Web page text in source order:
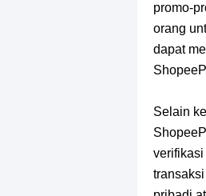
Arti
promo-
orang
dapat
Selain
verifikasi